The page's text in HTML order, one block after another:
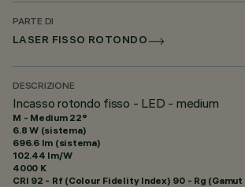
PARTE DI
LASER FISSO ROTONDO
DESCRIZIONE
Incasso rotondo fisso - LED - medium
M - Medium 22°
6.8 W (sistema)
696.6 lm (sistema)
102.44 lm/W
4000 K
CRI 92 - Rf (Colour Fidelity Index) 90 - Rg (Gamut